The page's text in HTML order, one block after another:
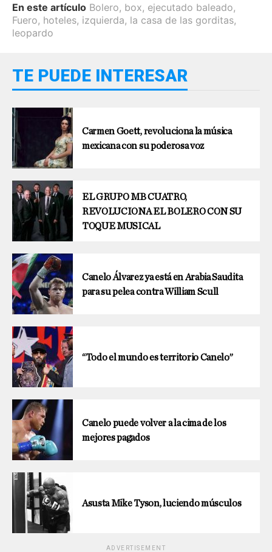
En este artículo Bolero, box, ejecutado baleado,
Fuero, hoteles, izquierda, la casa de las gorditas,
leopardo
TE PUEDE INTERESAR
Carmen Goett, revoluciona la música
mexicana con su poderosa voz
EL GRUPO MB CUATRO,
REVOLUCIONA EL BOLERO CON SU
TOQUE MUSICAL
Canelo Álvarez ya está en Arabia Saudita
para su pelea contra William Scull
“Todo el mundo es territorio Canelo”
Canelo puede volver a la cima de los
mejores pagados
Asusta Mike Tyson, luciendo músculos
ADVERTISEMENT